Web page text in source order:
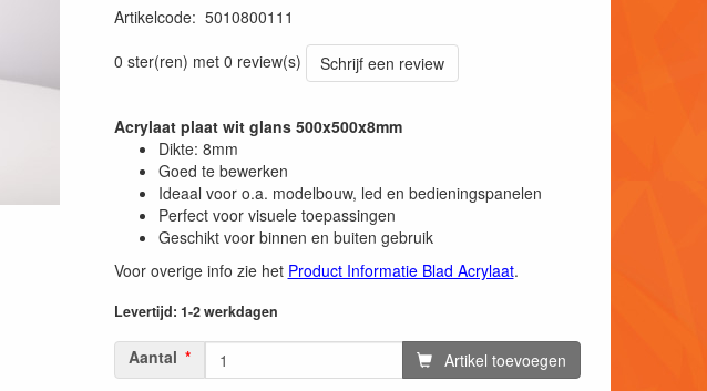
Artikelcode: 5010800111
0 ster(ren) met 0 review(s)
Schrijf een review
Acrylaat plaat wit glans 500x500x8mm
Dikte: 8mm
Goed te bewerken
Ideaal voor o.a. modelbouw, led en bedieningspanelen
Perfect voor visuele toepassingen
Geschikt voor binnen en buiten gebruik
Voor overige info zie het Product Informatie Blad Acrylaat.
Levertijd: 1-2 werkdagen
Aantal Artikel toevoegen